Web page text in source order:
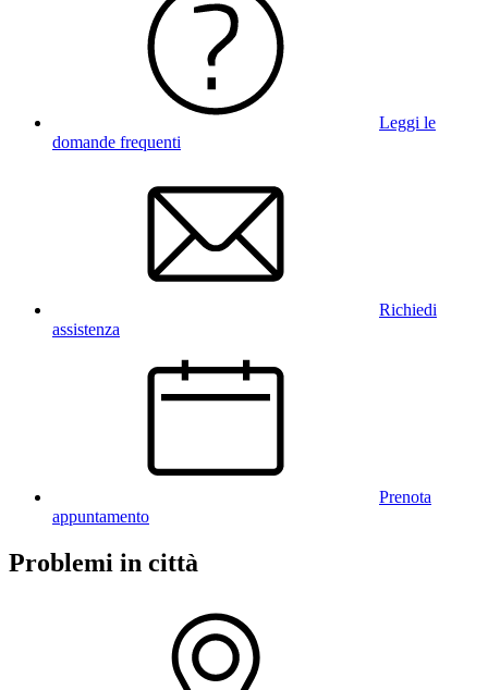
Leggi le
domande frequenti
Richiedi
assistenza
Prenota
appuntamento
Problemi in città